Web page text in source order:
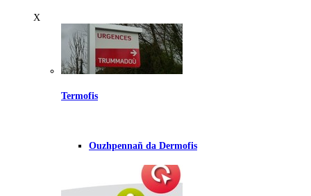
X
Termofis
Ouzhpennañ da Dermofis